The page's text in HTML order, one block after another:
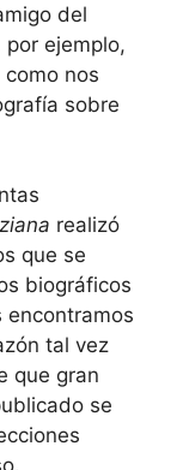
del
ejemplo,
nos
sobre
realizó
que se
biográficos
encontramos
tal vez
que gran
se